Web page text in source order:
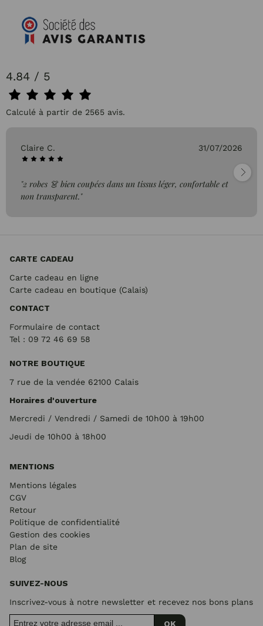
4.84 / 5
Calculé à partir de 2565 avis.
Claire C. 31/07/2026
"2 robes 👗 bien coupées dans un tissus léger, confortable et
non transparent."
CARTE CADEAU
Carte cadeau en ligne
Carte cadeau en boutique (Calais)
CONTACT
Formulaire de contact
Tel : 09 72 46 69 58
NOTRE BOUTIQUE
7 rue de la vendée 62100 Calais
Horaires d'ouverture
Mercredi / Vendredi / Samedi de 10h00 à 19h00
Jeudi de 10h00 à 18h00
MENTIONS
Mentions légales
CGV
Retour
Politique de confidentialité
Gestion des cookies
Plan de site
Blog
SUIVEZ-NOUS
Inscrivez-vous à notre newsletter et recevez nos bons plans
OK